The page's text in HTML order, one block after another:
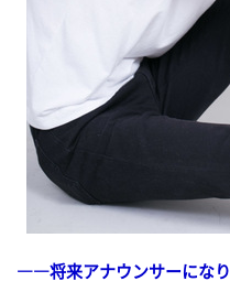
――将来アナウンサーになり